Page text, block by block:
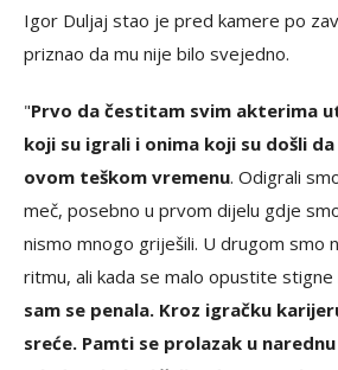
Igor Duljaj stao je pred kamere po
priznao da mu nije bilo svejedno.
"Prvo da čestitam svim akterima
koji su igrali i onima koji su došli
ovom teškom vremenu. Odigrali
meč, posebno u prvom dijelu gdje
nismo mnogo griješili. U drugom smo
ritmu, ali kada se malo opustite stigne
sam se penala. Kroz igračku
sreće. Pamti se prolazak u